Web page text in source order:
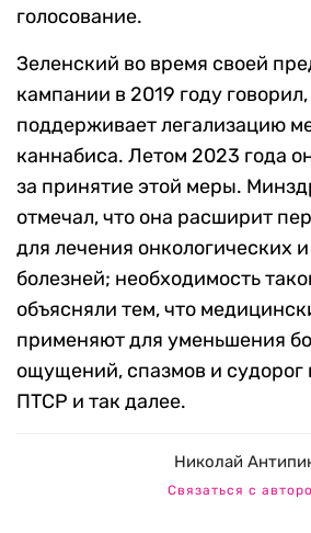
голосование.
Зеленский во время своей
кампании в 2019 году говорил,
поддерживает легализацию
каннабиса. Летом 2023 года
за принятие этой меры.
отмечал, что она расширит
для лечения онкологических
болезней; необходимость
объясняли тем, что
применяют для уменьшения
ощущений, спазмов и
ПТСР и так далее.
Николай
Связаться с